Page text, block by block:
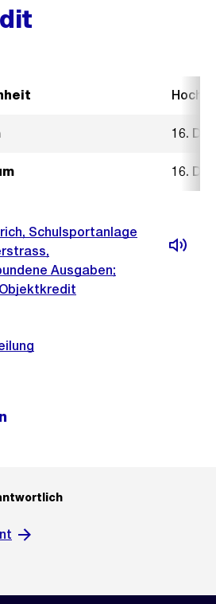
16.
16.
Schulsportanlage
Ausgaben;